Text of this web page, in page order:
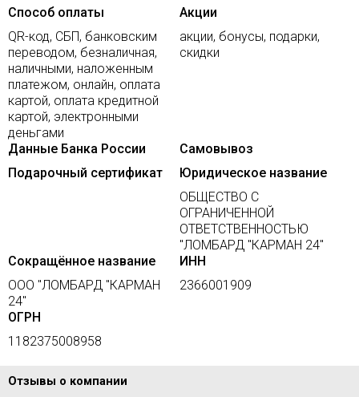
Способ оплаты
QR-код, СБП, банковским
переводом, безналичная,
наличными, наложенным
платежом, онлайн, оплата
картой, оплата кредитной
картой, электронными
деньгами
Акции
акции, бонусы, подарки,
скидки
Данные Банка России
Самовывоз
Подарочный сертификат
Юридическое название
ОБЩЕСТВО С
ОГРАНИЧЕННОЙ
ОТВЕТСТВЕННОСТЬЮ
"ЛОМБАРД "КАРМАН 24"
Сокращённое название
ООО "ЛОМБАРД "КАРМАН
24"
ИНН
2366001909
ОГРН
1182375008958
Отзывы о компании